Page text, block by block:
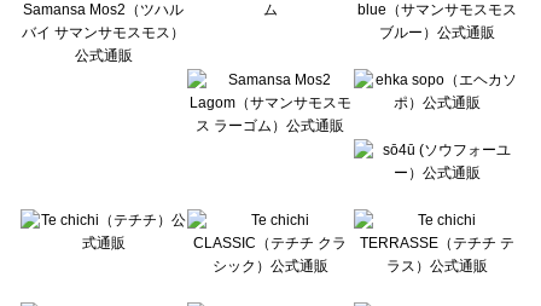
BETTY'S BLUE（べティーズブルー）の一覧
Wpc.（ワールドパーティー）の一覧